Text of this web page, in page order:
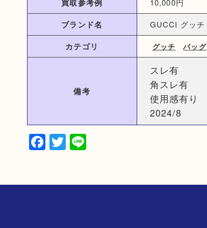
買取参考例 10,000円
ブランド名 GUCCI グッチ
カテゴリ グッチ バッグ
備考
スレ有
角スレ有
使用感有り
2024/8
Facebook
Twitter
Line